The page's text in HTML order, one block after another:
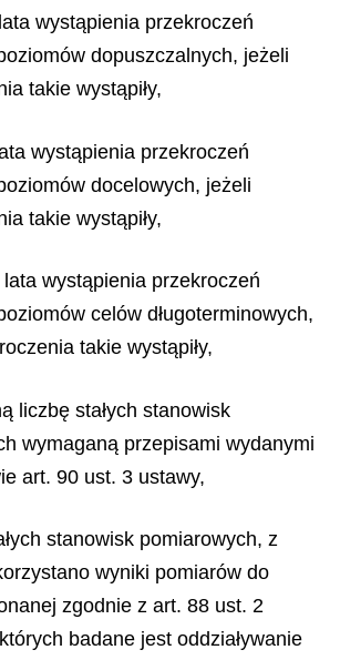
wystąpienia przekroczeń
dopuszczalnych, jeżeli
takie wystąpiły,
wystąpienia przekroczeń
docelowych, jeżeli
takie wystąpiły,
wystąpienia przekroczeń
celów długoterminowych,
takie wystąpiły,
liczbę stałych stanowisk
wymaganą przepisami wydanymi
art. 90 ust. 3 ustawy,
stanowisk pomiarowych, z
wyniki pomiarów do
zgodnie z art. 88 ust. 2
badane jest oddziaływanie